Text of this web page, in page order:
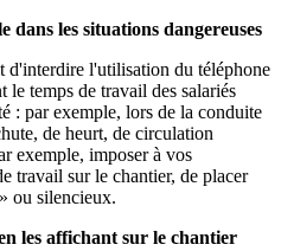
dans les situations dangereuses
d'interdire l'utilisation du téléphone
le temps de travail des salariés
: par exemple, lors de la conduite
de heurt, de circulation
exemple, imposer à vos
travail sur le chantier, de placer
ou silencieux.
les affichant sur le chantier